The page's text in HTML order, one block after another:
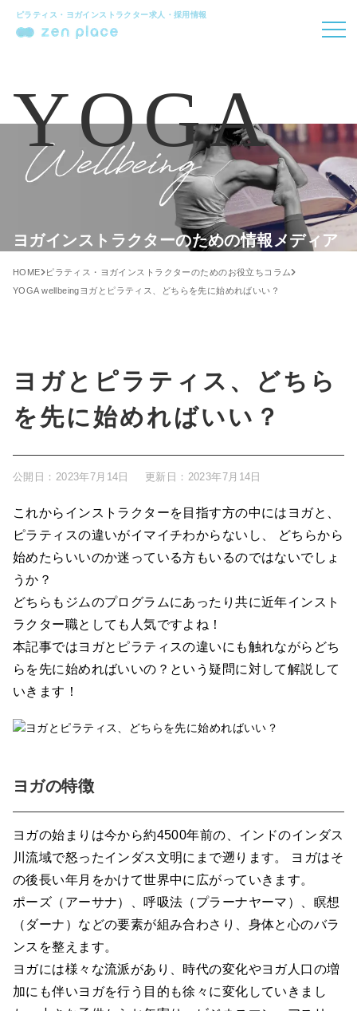
ピラティス・ヨガインストラクター求人・採用情報
YOGA
ヨガインストラクターのための情報メディア
HOME
ピラティス・ヨガインストラクターのためのお役立ちコラム
YOGA wellbeingヨガとピラティス、どちらを先に始めればいい？
ヨガとピラティス、どちら
を先に始めればいい？
公開日： 2023年7月14日 更新日： 2023年7月14日
これからインストラクターを目指す方の中にはヨガと、
ピラティスの違いがイマイチわからないし、 どちらから
始めたらいいのか迷っている方もいるのではないでしょ
うか？
どちらもジムのプログラムにあったり共に近年インスト
ラクター職としても人気ですよね！
本記事ではヨガとピラティスの違いにも触れながらどち
らを先に始めればいいの？という疑問に対して解説して
いきます！
ヨガの特徴
ヨガの始まりは今から約4500年前の、インドのインダス
川流域で怒ったインダス文明にまで遡ります。 ヨガはそ
の後長い年月をかけて世界中に広がっていきます。
ポーズ（アーサナ）、呼吸法（プラーナヤーマ）、瞑想
（ダーナ）などの要素が組み合わさり、身体と心のバラ
ンスを整えます。
ヨガには様々な流派があり、時代の変化やヨガ人口の増
加にも伴いヨガを行う目的も徐々に変化していきまし